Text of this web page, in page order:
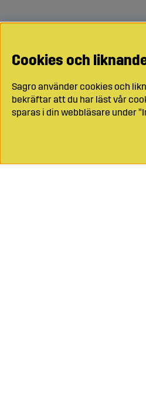
Cookies och
Sagro använder cookies och
bekräftar att du har läst vår
sparas i din webbläsare under